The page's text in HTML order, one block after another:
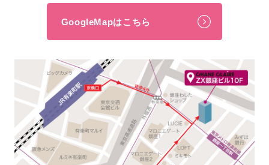
GoogleMapはこちら